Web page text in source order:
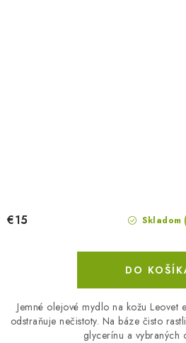
Skladom
€15
DO
Jemné olejové mydlo na kožu Leovet
odstraňuje nečistoty. Na báze čisto
glycerínu a vybraných